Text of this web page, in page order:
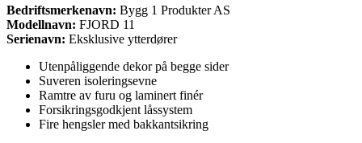
Bedriftsmerkenavn: Bygg 1 Produkter AS
Modellnavn: FJORD 11
Serienavn: Eksklusive ytterdører
Utenpåliggende dekor på begge sider
Suveren isoleringsevne
Ramtre av furu og laminert finér
Forsikringsgodkjent låssystem
Fire hengsler med bakkantsikring